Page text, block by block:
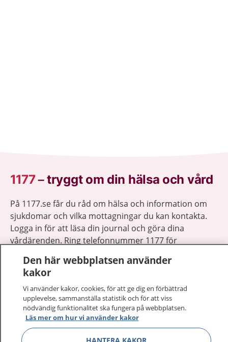
1177–tryggt om din hälsa och vård
På 1177.se får du råd om hälsa och information om
sjukdomar och vilka mottagningar du kan kontakta.
Logga in för att läsa din journal och göra dina
vårdärenden. Ring telefonnummer 1177 för
1177 ger dig råd när du vill må bättre.
1177 på flera språk Visa
Den här webbplatsen använder
kakor
Vi använder kakor, cookies, för att ge dig en förbättrad
upplevelse, sammanställa statistik och för att viss
nödvändig funktionalitet ska fungera på webbplatsen.
Läs mer om hur vi använder kakor